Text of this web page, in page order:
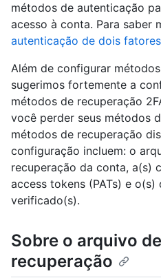
métodos de autenticação
acesso à conta. Para saber
autenticação de dois fatores
Além de configurar
sugerimos fortemente a
métodos de recuperação
você perder seus métodos
métodos de recuperação
configuração incluem: o
recuperação da conta, a(s)
access tokens (PATs) e
verificado(s).
Sobre o arquivo
recuperação